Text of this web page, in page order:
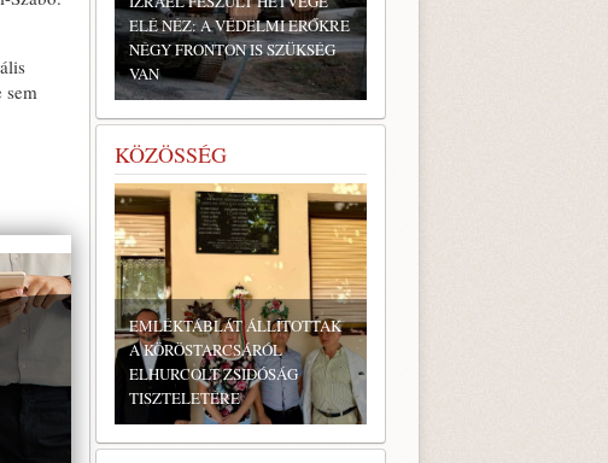
sem
ELÉ NÉZ: A VÉDELMI ERŐKRE
NÉGY FRONTON IS SZÜKSÉG
VAN
KÖZÖSSÉG
EMLÉKTÁBLÁT ÁLLÍTOTTAK
A KÖRÖSTARCSÁRÓL
ELHURCOLT ZSIDÓSÁG
TISZTELETÉRE